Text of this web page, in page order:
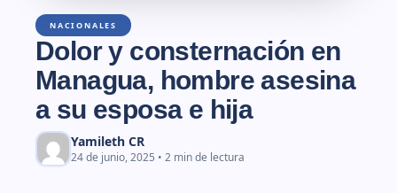
NACIONALES
Dolor y consternación en
Managua, hombre asesina
a su esposa e hija
Yamileth CR
24 de junio, 2025 • 2 min de lectura